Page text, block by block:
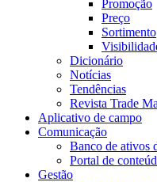
Promoção
Preço
Sortimento
Dicionário
Notícias
Tendências
Revista Trade
Aplicativo de campo
Comunicação
Banco de ativos
Portal de
Gestão